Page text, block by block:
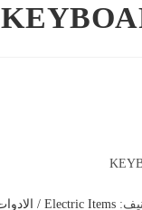
Electric Items / الادوات الكهربائية